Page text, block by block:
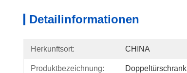
Detailinformationen
Herkunftsort: CHINA
Produktbezeichnung: Doppeltürschrank